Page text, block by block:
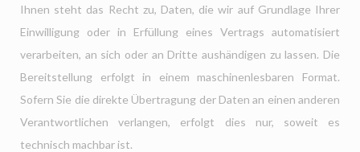
Ihnen steht das Recht zu, Daten, die wir auf Grundlage Ihrer
Einwilligung oder in Erfüllung eines Vertrags automatisiert
verarbeiten, an sich oder an Dritte aushändigen zu lassen. Die
Bereitstellung erfolgt in einem maschinenlesbaren Format.
Sofern Sie die direkte Übertragung der Daten an einen anderen
Verantwortlichen verlangen, erfolgt dies nur, soweit es
technisch machbar ist.